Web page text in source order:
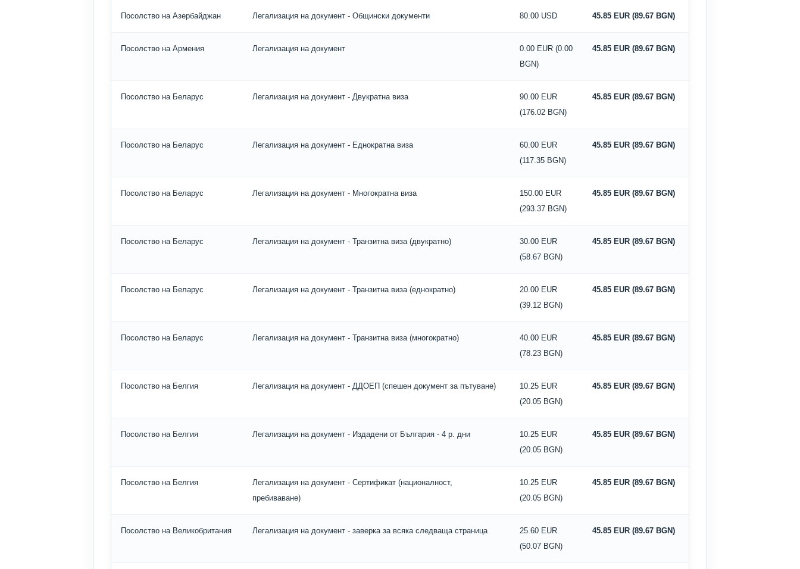
Посолство на Азербайджан Легализация на документ - Общински документи 80.00 USD 45.85 EUR (89.67 BGN)
Посолство на Армения Легализация на документ
0.00 EUR (0.00
BGN)
45.85 EUR (89.67 BGN)
Посолство на Беларус Легализация на документ - Двукратна виза
90.00 EUR
(176.02 BGN)
45.85 EUR (89.67 BGN)
Посолство на Беларус Легализация на документ - Еднократна виза
60.00 EUR
(117.35 BGN)
45.85 EUR (89.67 BGN)
Посолство на Беларус Легализация на документ - Многократна виза
150.00 EUR
(293.37 BGN)
45.85 EUR (89.67 BGN)
Посолство на Беларус Легализация на документ - Транзитна виза (двукратно)
30.00 EUR
(58.67 BGN)
45.85 EUR (89.67 BGN)
Посолство на Беларус Легализация на документ - Транзитна виза (еднократно)
20.00 EUR
(39.12 BGN)
45.85 EUR (89.67 BGN)
Посолство на Беларус Легализация на документ - Транзитна виза (многократно)
40.00 EUR
(78.23 BGN)
45.85 EUR (89.67 BGN)
Посолство на Белгия Легализация на документ - ДДОЕП (спешен документ за пътуване)
10.25 EUR
(20.05 BGN)
45.85 EUR (89.67 BGN)
Посолство на Белгия Легализация на документ - Издадени от България - 4 р. дни
10.25 EUR
(20.05 BGN)
45.85 EUR (89.67 BGN)
Посолство на Белгия
Легализация на документ - Сертификат (националност,
пребиваване)
10.25 EUR
(20.05 BGN)
45.85 EUR (89.67 BGN)
Посолство на Великобритания Легализация на документ - заверка за всяка следваща страница
25.60 EUR
(50.07 BGN)
45.85 EUR (89.67 BGN)